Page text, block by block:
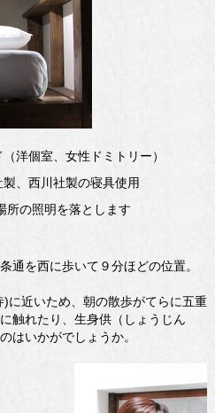
洋個室、女性ドミトリー）
、西川社製の寝具使用
所の照明を落とします
通を西に歩いて９分ほどの位置。
に近いため、朝の散歩がてらに五重
触れたり、生身供（しょうじん
はいかがでしょうか。